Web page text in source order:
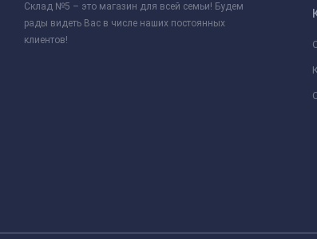
Склад №5 – это магазин для всей семьи! Будем
рады видеть Вас в числе наших постоянных
клиентов!